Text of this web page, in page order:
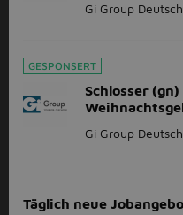
Gi Group
GESPONSERT
Schlosser
Gi Group
Täglich neue